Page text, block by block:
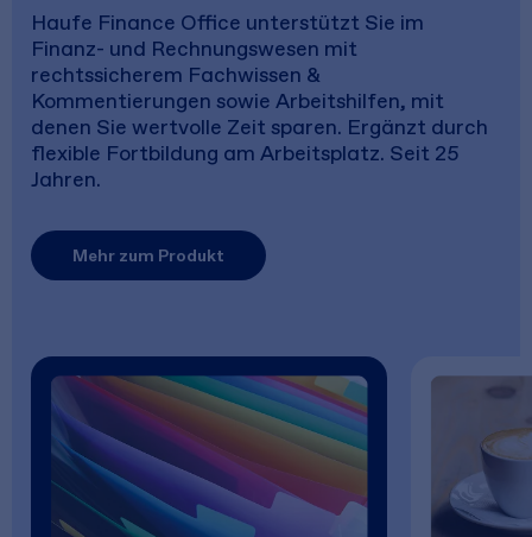
Haufe Finance Office unterstützt Sie im
Finanz- und Rechnungswesen mit
rechtssicherem Fachwissen &
Kommentierungen sowie Arbeitshilfen, mit
denen Sie wertvolle Zeit sparen. Ergänzt durch
flexible Fortbildung am Arbeitsplatz. Seit 25
Jahren.
Mehr zum Produkt